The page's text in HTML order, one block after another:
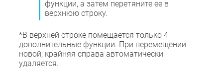
функции, а затем перетяните ее в
верхнюю строку.
*В верхней строке помещается только 4
дополнительные функции. При перемещении
новой, крайняя справа автоматически
удаляется.